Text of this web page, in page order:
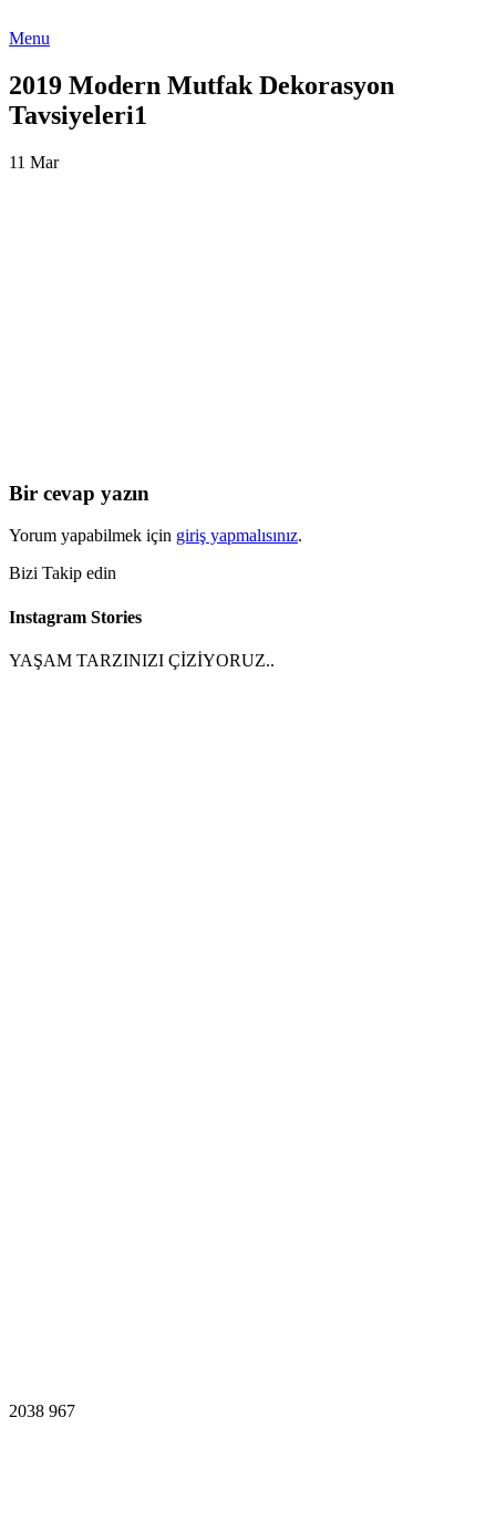
Menu
2019 Modern Mutfak Dekorasyon
Tavsiyeleri1
11 Mar
Bir cevap yazın
Yorum yapabilmek için giriş yapmalısınız.
Bizi Takip edin
Instagram Stories
YAŞAM TARZINIZI ÇİZİYORUZ..
2038 967